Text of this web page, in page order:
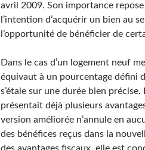
avril 2009. Son importance
l’intention d’acquérir un bien au
l’opportunité de bénéficier de
Dans le cas d’un logement neuf
équivaut à un pourcentage défini
s’étale sur une durée bien
présentait déjà plusieurs
version améliorée n’annule en
des bénéfices reçus dans la